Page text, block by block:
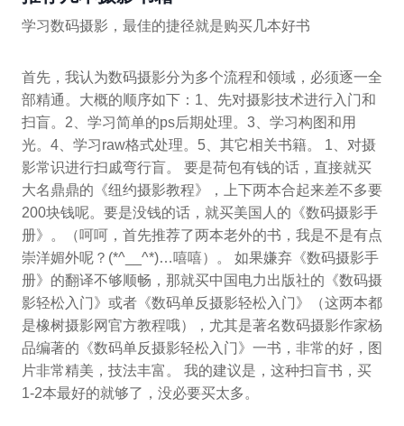
学习数码摄影，最佳的捷径就是购买几本好书
首先，我认为数码摄影分为多个流程和领域，必须逐一全
部精通。大概的顺序如下：1、先对摄影技术进行入门和
扫盲。2、学习简单的ps后期处理。3、学习构图和用
光。4、学习raw格式处理。5、其它相关书籍。 1、对摄
影常识进行扫戚弯行盲。 要是荷包有钱的话，直接就买
大名鼎鼎的《纽约摄影教程》，上下两本合起来差不多要
200块钱呢。要是没钱的话，就买美国人的《数码摄影手
册》。（呵呵，首先推荐了两本老外的书，我是不是有点
崇洋媚外呢？(*^__^*)…嘻嘻）。 如果嫌弃《数码摄影手
册》的翻译不够顺畅，那就买中国电力出版社的《数码摄
影轻松入门》或者《数码单反摄影轻松入门》（这两本都
是橡树摄影网官方教程哦），尤其是著名数码摄影作家杨
品编著的《数码单反摄影轻松入门》一书，非常的好，图
片非常精美，技法丰富。 我的建议是，这种扫盲书，买
1-2本最好的就够了，没必要买太多。